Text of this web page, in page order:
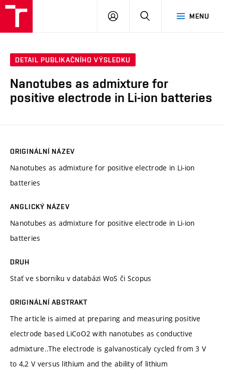
MENU
PŘIHLÁSIT
DETAIL PUBLIKAČNÍHO VÝSLEDKU
Nanotubes as admixture for
positive electrode in Li-ion batteries
ORIGINÁLNÍ NÁZEV
Nanotubes as admixture for positive electrode in Li-ion
batteries
ANGLICKÝ NÁZEV
Nanotubes as admixture for positive electrode in Li-ion
batteries
DRUH
Stať ve sborníku v databázi WoS či Scopus
ORIGINÁLNÍ ABSTRAKT
The article is aimed at preparing and measuring positive
electrode based LiCoO2 with nanotubes as conductive
admixture..The electrode is galvanosticaly cycled from 3 V
to 4,2 V versus lithium and the ability of lithium